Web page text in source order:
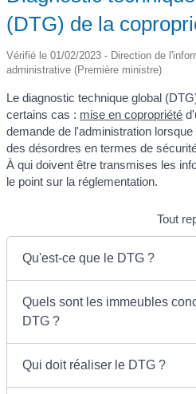
(DTG) de la
Vérifié le 01/02/2023 - Direction de
administrative (Première ministre)
Le diagnostic technique global
certains cas : mise en copropriété
demande de l'administration
des désordres en termes de
À qui doivent être transmises les
le point sur la réglementation.
Tout
Qu'est-ce que le DTG ?
Quels sont les immeubles
DTG ?
Qui doit réaliser le DTG ?